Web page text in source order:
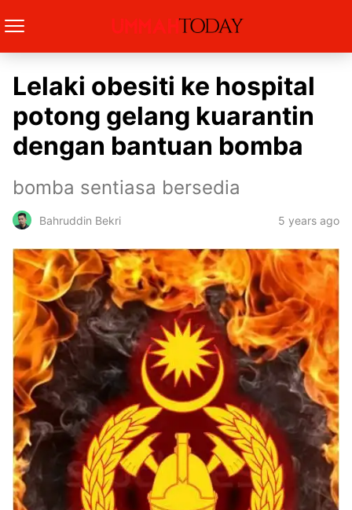
Lelaki obesiti ke hospital
potong gelang kuarantin
dengan bantuan bomba
bomba sentiasa bersedia
Bahruddin Bekri 5 years ago